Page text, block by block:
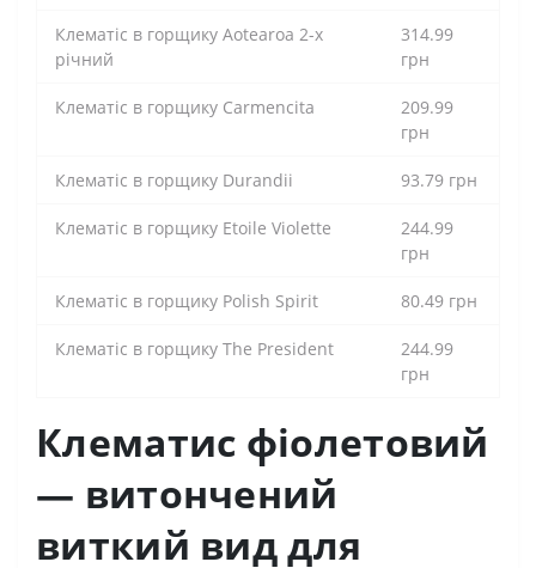
Клематіс в горщику Aotearoa 2-х
річний
314.99
грн
Клематіс в горщику Carmencita
209.99
грн
Клематіс в горщику Durandii 93.79 грн
Клематіс в горщику Etoile Violette
244.99
грн
Клематіс в горщику Polish Spirit 80.49 грн
Клематіс в горщику The President
244.99
грн
Клематис фіолетовий
— витончений
виткий вид для